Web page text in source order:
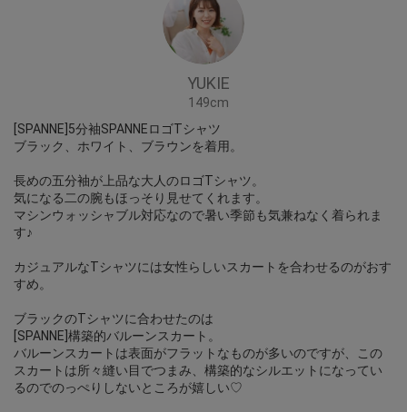
YUKIE
149cm
[SPANNE]5分袖SPANNEロゴTシャツ
ブラック、ホワイト、ブラウンを着用。
長めの五分袖が上品な大人のロゴTシャツ。
気になる二の腕もほっそり見せてくれます。
マシンウォッシャブル対応なので暑い季節も気兼ねなく着られま
す♪
カジュアルなTシャツには女性らしいスカートを合わせるのがおす
すめ。
ブラックのTシャツに合わせたのは
[SPANNE]構築的バルーンスカート。
バルーンスカートは表面がフラットなものが多いのですが、この
スカートは所々縫い目でつまみ、構築的なシルエットになってい
るのでのっぺりしないところが嬉しい♡